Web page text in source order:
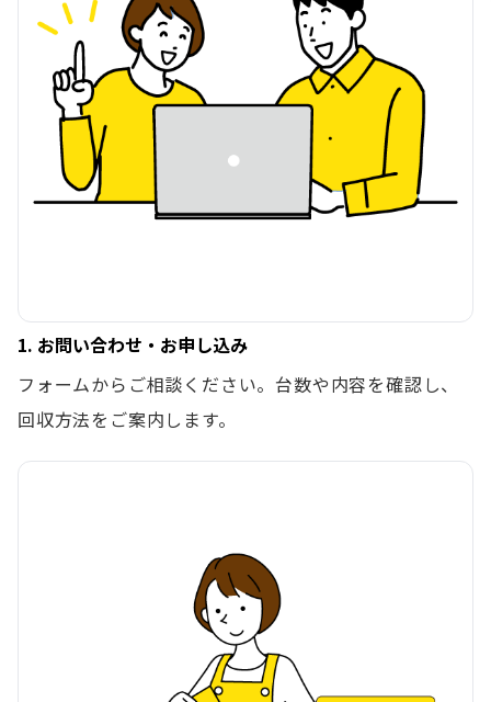
1. お問い合わせ・お申し込み
フォームからご相談ください。台数や内容を確認し、
回収方法をご案内します。